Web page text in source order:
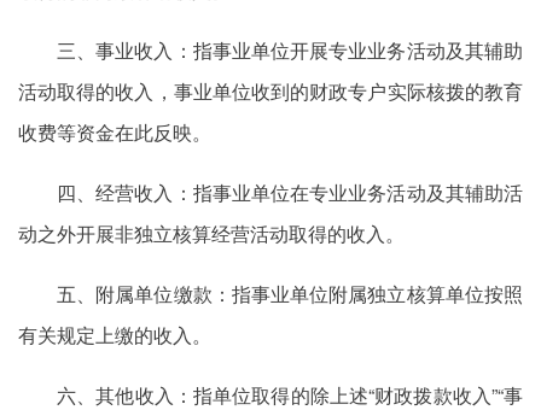
三、事业收入：指事业单位开展专业业务活动及其辅助
活动取得的收入，事业单位收到的财政专户实际核拨的教育
收费等资金在此反映。
四、经营收入：指事业单位在专业业务活动及其辅助活
动之外开展非独立核算经营活动取得的收入。
五、附属单位缴款：指事业单位附属独立核算单位按照
有关规定上缴的收入。
六、其他收入：指单位取得的除上述“财政拨款收入”“事